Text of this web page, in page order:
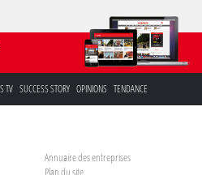
TV SUCCESS STORY OPINIONS TENDANCE
Annuaire des entreprises
Plan du site